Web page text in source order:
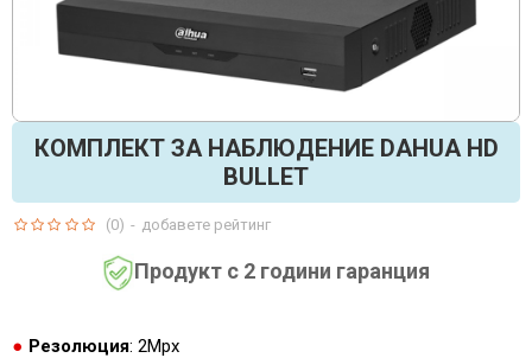
КОМПЛЕКТ ЗА НАБЛЮДЕНИЕ DAHUA HD
BULLET
Продукт с 2 години гаранция
Резолюция: 2Mpx
(0) - добавете рейтинг